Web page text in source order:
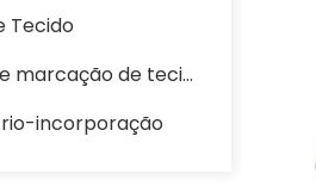
Tecido
Solução de marcação de tecidos
incorporação